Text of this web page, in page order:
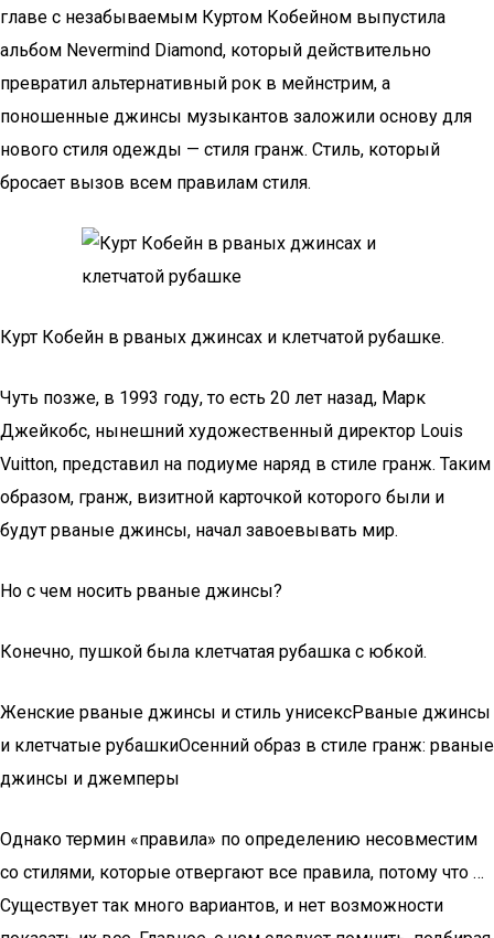
главе с незабываемым Куртом Кобейном выпустила
альбом Nevermind Diamond, который действительно
превратил альтернативный рок в мейнстрим, а
поношенные джинсы музыкантов заложили основу для
нового стиля одежды — стиля гранж. Стиль, который
бросает вызов всем правилам стиля.
Курт Кобейн в рваных джинсах и клетчатой рубашке.
Чуть позже, в 1993 году, то есть 20 лет назад, Марк
Джейкобс, нынешний художественный директор Louis
Vuitton, представил на подиуме наряд в стиле гранж. Таким
образом, гранж, визитной карточкой которого были и
будут рваные джинсы, начал завоевывать мир.
Но с чем носить рваные джинсы?
Конечно, пушкой была клетчатая рубашка с юбкой.
Женские рваные джинсы и стиль унисексРваные джинсы
и клетчатые рубашкиОсенний образ в стиле гранж: рваные
джинсы и джемперы
Однако термин «правила» по определению несовместим
со стилями, которые отвергают все правила, потому что …
Существует так много вариантов, и нет возможности